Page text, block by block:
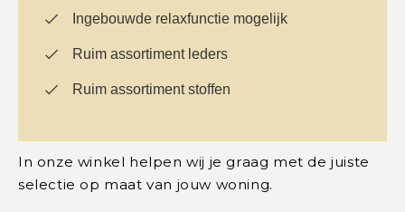
Ingebouwde relaxfunctie mogelijk
Ruim assortiment leders
Ruim assortiment stoffen
In onze winkel helpen wij je graag met de juiste
selectie op maat van jouw woning.